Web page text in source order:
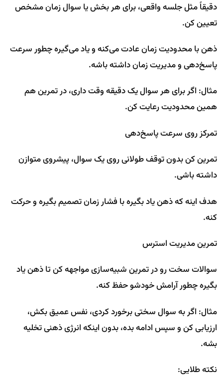
دقیقاً مثل جلسه واقعی، برای هر بخش یا سوال زمان مشخص
تعیین کن.
ذهن با محدودیت زمان عادت می‌کنه و یاد می‌گیره چطور سرعت
پاسخ‌دهی و مدیریت زمان داشته باشه.
مثال: اگر برای هر سوال یک دقیقه وقت داری، در تمرین هم
همین محدودیت رعایت کن.
تمرکز روی سرعت پاسخ‌دهی
تمرین کن بدون توقف طولانی روی یک سوال، پیشروی متوازن
داشته باشی.
هدف اینه که ذهن یاد بگیره با فشار زمان تصمیم بگیره و حرکت
کنه.
تمرین مدیریت استرس
سوالات سخت رو در تمرین شبیه‌سازی مواجهه کن تا ذهن یاد
بگیره چطور آرامش خودشو حفظ کنه.
مثال: اگر به سوال سختی برخورد کردی، نفس عمیق بکش،
ارزیابی کن و سپس ادامه بده، بدون اینکه انرژی ذهنی تخلیه
بشه.
نکته طلایی: